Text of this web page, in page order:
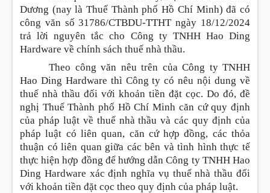
Dương (nay là Thuế Thành phố Hồ Chí Minh) đã có
công văn số 31786/CTBDU-TTHT ngày 18/12/2024
trả lời nguyên tắc cho Công ty TNHH Hao Ding
Hardware về chính sách thuế nhà thầu.
Theo công văn nêu trên của Công ty TNHH
Hao Ding Hardware thì Công ty có nêu nội dung về
thuế nhà thầu đối với khoản tiền đặt cọc. Do đó, đề
nghị Thuế Thành phố Hồ Chí Minh căn cứ quy định
của pháp luật về thuế nhà thầu và các quy định của
pháp luật có liên quan, căn cứ hợp đồng, các thỏa
thuận có liên quan giữa các bên và tình hình thực tế
thực hiện hợp đồng để hướng dẫn Công ty TNHH Hao
Ding Hardware xác định nghĩa vụ thuế nhà thầu đối
với khoản tiền đặt cọc theo quy định của pháp luật.